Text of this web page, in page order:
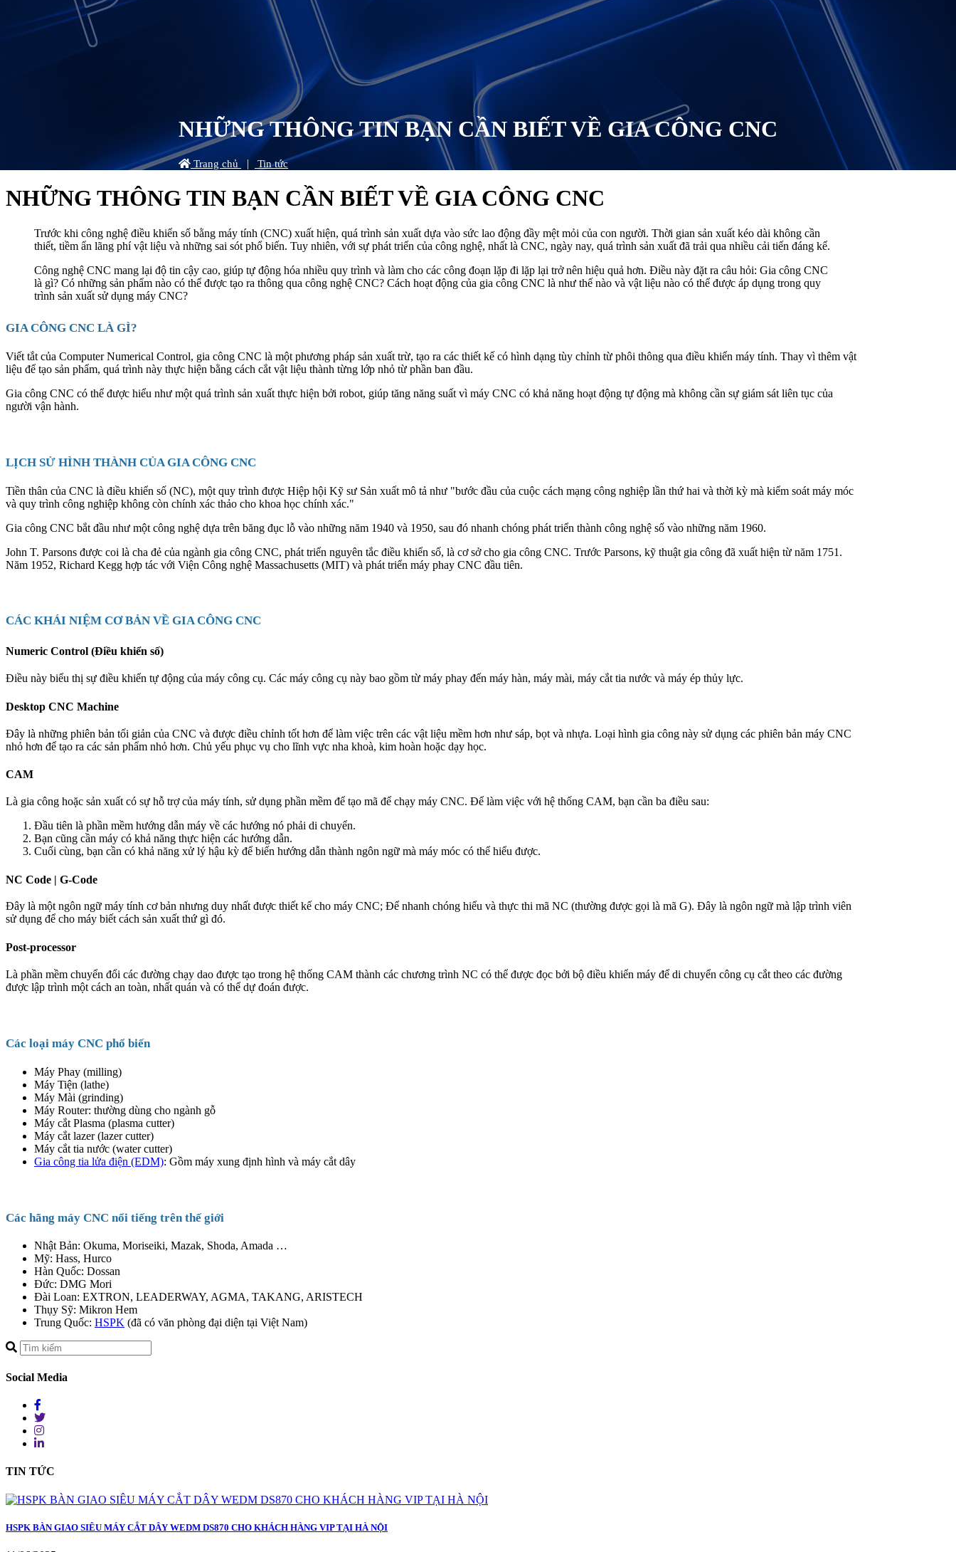
NHỮNG THÔNG TIN BẠN CẦN BIẾT VỀ GIA CÔNG CNC
Trang chủ | Tin tức
NHỮNG THÔNG TIN BẠN CẦN BIẾT VỀ GIA CÔNG CNC
Trước khi công nghệ điều khiển số bằng máy tính (CNC) xuất hiện, quá trình sản xuất dựa vào sức lao động đầy mệt mỏi của con người. Thời gian sản xuất kéo dài không cần
thiết, tiềm ẩn lãng phí vật liệu và những sai sót phổ biến. Tuy nhiên, với sự phát triển của công nghệ, nhất là CNC, ngày nay, quá trình sản xuất đã trải qua nhiều cải tiến đáng kể.
Công nghệ CNC mang lại độ tin cậy cao, giúp tự động hóa nhiều quy trình và làm cho các công đoạn lặp đi lặp lại trở nên hiệu quả hơn. Điều này đặt ra câu hỏi: Gia công CNC
là gì? Có những sản phẩm nào có thể được tạo ra thông qua công nghệ CNC? Cách hoạt động của gia công CNC là như thế nào và vật liệu nào có thể được áp dụng trong quy
trình sản xuất sử dụng máy CNC?
GIA CÔNG CNC LÀ GÌ?
Viết tắt của Computer Numerical Control, gia công CNC là một phương pháp sản xuất trừ, tạo ra các thiết kế có hình dạng tùy chỉnh từ phôi thông qua điều khiển máy tính. Thay vì thêm vật
liệu để tạo sản phẩm, quá trình này thực hiện bằng cách cắt vật liệu thành từng lớp nhỏ từ phần ban đầu.
Gia công CNC có thể được hiểu như một quá trình sản xuất thực hiện bởi robot, giúp tăng năng suất vì máy CNC có khả năng hoạt động tự động mà không cần sự giám sát liên tục của
người vận hành.
LỊCH SỬ HÌNH THÀNH CỦA GIA CÔNG CNC
Tiền thân của CNC là điều khiển số (NC), một quy trình được Hiệp hội Kỹ sư Sản xuất mô tả như "bước đầu của cuộc cách mạng công nghiệp lần thứ hai và thời kỳ mà kiểm soát máy móc
và quy trình công nghiệp không còn chính xác thảo cho khoa học chính xác."
Gia công CNC bắt đầu như một công nghệ dựa trên băng đục lỗ vào những năm 1940 và 1950, sau đó nhanh chóng phát triển thành công nghệ số vào những năm 1960.
John T. Parsons được coi là cha đẻ của ngành gia công CNC, phát triển nguyên tắc điều khiển số, là cơ sở cho gia công CNC. Trước Parsons, kỹ thuật gia công đã xuất hiện từ năm 1751.
Năm 1952, Richard Kegg hợp tác với Viện Công nghệ Massachusetts (MIT) và phát triển máy phay CNC đầu tiên.
CÁC KHÁI NIỆM CƠ BẢN VỀ GIA CÔNG CNC
Numeric Control (Điều khiển số)
Điều này biểu thị sự điều khiển tự động của máy công cụ. Các máy công cụ này bao gồm từ máy phay đến máy hàn, máy mài, máy cắt tia nước và máy ép thủy lực.
Desktop CNC Machine
Đây là những phiên bản tối giản của CNC và được điều chỉnh tốt hơn để làm việc trên các vật liệu mềm hơn như sáp, bọt và nhựa. Loại hình gia công này sử dụng các phiên bản máy CNC
nhỏ hơn để tạo ra các sản phẩm nhỏ hơn. Chủ yếu phục vụ cho lĩnh vực nha khoà, kim hoàn hoặc dạy học.
CAM
Là gia công hoặc sản xuất có sự hỗ trợ của máy tính, sử dụng phần mềm để tạo mã để chạy máy CNC. Để làm việc với hệ thống CAM, bạn cần ba điều sau:
Đầu tiên là phần mềm hướng dẫn máy về các hướng nó phải di chuyển.
Bạn cũng cần máy có khả năng thực hiện các hướng dẫn.
Cuối cùng, bạn cần có khả năng xử lý hậu kỳ để biến hướng dẫn thành ngôn ngữ mà máy móc có thể hiểu được.
NC Code | G-Code
Đây là một ngôn ngữ máy tính cơ bản nhưng duy nhất được thiết kế cho máy CNC; Để nhanh chóng hiểu và thực thi mã NC (thường được gọi là mã G). Đây là ngôn ngữ mà lập trình viên
sử dụng để cho máy biết cách sản xuất thứ gì đó.
Post-processor
Là phần mềm chuyển đổi các đường chạy dao được tạo trong hệ thống CAM thành các chương trình NC có thể được đọc bởi bộ điều khiển máy để di chuyển công cụ cắt theo các đường
được lập trình một cách an toàn, nhất quán và có thể dự đoán được.
Các loại máy CNC phổ biến
Máy Phay (milling)
Máy Tiện (lathe)
Máy Mài (grinding)
Máy Router: thường dùng cho ngành gỗ
Máy cắt Plasma (plasma cutter)
Máy cắt lazer (lazer cutter)
Máy cắt tia nước (water cutter)
Gia công tia lửa điện (EDM): Gồm máy xung định hình và máy cắt dây
Các hãng máy CNC nổi tiếng trên thế giới
Nhật Bản: Okuma, Moriseiki, Mazak, Shoda, Amada …
Mỹ: Hass, Hurco
Hàn Quốc: Dossan
Đức: DMG Mori
Đài Loan: EXTRON, LEADERWAY, AGMA, TAKANG, ARISTECH
Thụy Sỹ: Mikron Hem
Trung Quốc: HSPK (đã có văn phòng đại diện tại Việt Nam)
Social Media
TIN TỨC
HSPK BÀN GIAO SIÊU MÁY CẮT DÂY WEDM DS870 CHO KHÁCH HÀNG VIP TẠI HÀ NỘI